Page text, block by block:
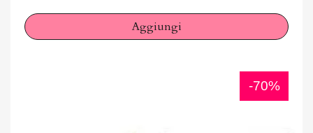
Aggiungi
-70%